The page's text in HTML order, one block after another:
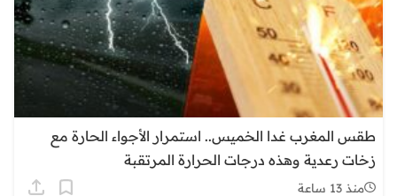
طقس المغرب غدا الخميس.. استمرار الأجواء الحارة مع
زخات رعدية وهذه درجات الحرارة المرتقبة
منذ 13 ساعة